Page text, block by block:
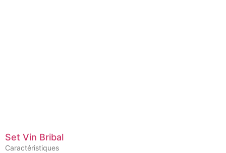
Set Vin Bribal
Caractéristiques